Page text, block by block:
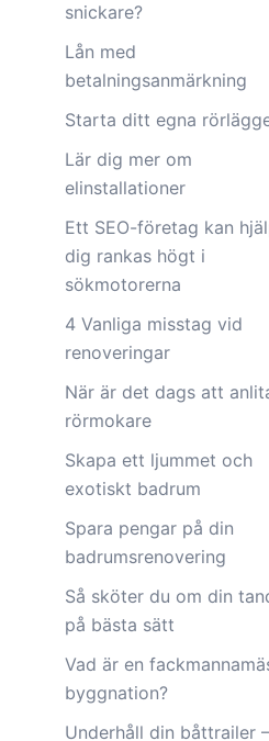
snickare?
Lån med
betalningsanmärkning
Starta ditt egna
Lär dig mer om
elinstallationer
Ett SEO-företag kan
dig rankas högt i
sökmotorerna
4 Vanliga misstag vid
renoveringar
När är det dags att
rörmokare
Skapa ett ljummet och
exotiskt badrum
Spara pengar på din
badrumsrenovering
Så sköter du om din
på bästa sätt
Vad är en
byggnation?
Underhåll din båttrailer